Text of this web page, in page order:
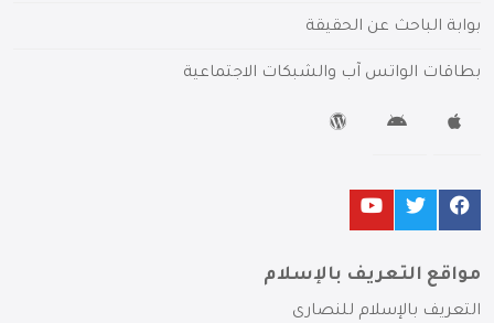
بوابة الباحث عن الحقيقة
بطاقات الواتس آب والشبكات الاجتماعية
مواقع التعريف بالإسلام
التعريف بالإسلام للنصارى